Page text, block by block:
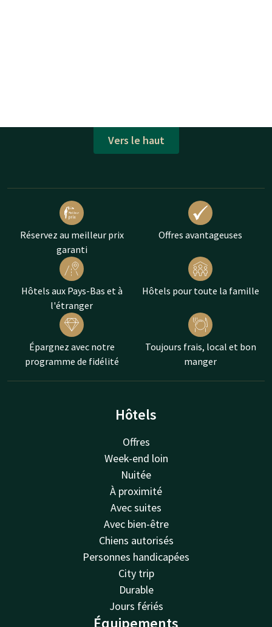
Vers le haut
Réservez au meilleur prix
garanti
Offres avantageuses
Hôtels aux Pays-Bas et à
l'étranger
Hôtels pour toute la famille
Épargnez avec notre
programme de fidélité
Toujours frais, local et bon
manger
Hôtels
Offres
Week-end loin
Nuitée
À proximité
Avec suites
Avec bien-être
Chiens autorisés
Personnes handicapées
City trip
Durable
Jours fériés
Équipements